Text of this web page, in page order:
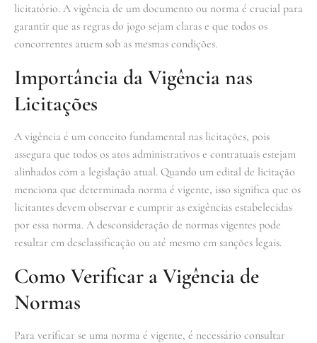
licitatório. A vigência de um documento ou norma é crucial para
garantir que as regras do jogo sejam claras e que todos os
concorrentes atuem sob as mesmas condições.
Importância da Vigência nas
Licitações
A vigência é um conceito fundamental nas licitações, pois
assegura que todos os atos administrativos e contratuais estejam
alinhados com a legislação atual. Quando um edital de licitação
menciona que determinada norma é vigente, isso significa que os
licitantes devem observar e cumprir as exigências estabelecidas
por essa norma. A desconsideração de normas vigentes pode
resultar em desclassificação ou até mesmo em sanções legais.
Como Verificar a Vigência de
Normas
Para verificar se uma norma é vigente, é necessário consultar